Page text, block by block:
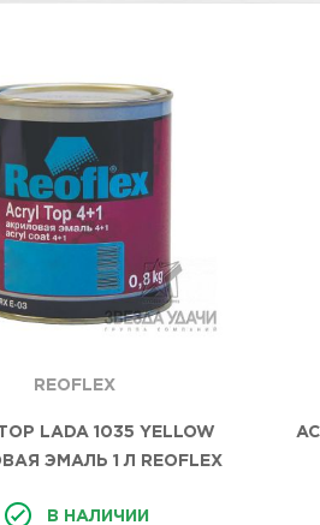
REOFLEX
LADA 1035 YELLOW
ЭМАЛЬ 1 Л REOFLEX
В НАЛИЧИИ